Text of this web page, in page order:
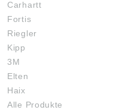
Carhartt
Fortis
Riegler
Kipp
3M
Elten
Haix
Alle Produkte